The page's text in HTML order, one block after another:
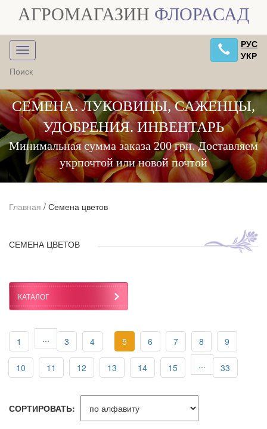
АГРОМАГАЗИН ФЛОРАСАД
РУС
УКР
СЕМЕНА. ЛУКОВИЦЫ, САЖЕНЦЫ,
УДОБРЕНИЯ. ИНВЕНТАРЬ
Минимальная сумма заказа 200 грн. Доставляем
укрпочтой или новой почтой
Главная / Семена цветов
СЕМЕНА ЦВЕТОВ
КАТАЛОГ
1 ... 3 4 5 6 7 8 9
10 11 12 13 14 15 ... 33
СОРТИРОВАТЬ: